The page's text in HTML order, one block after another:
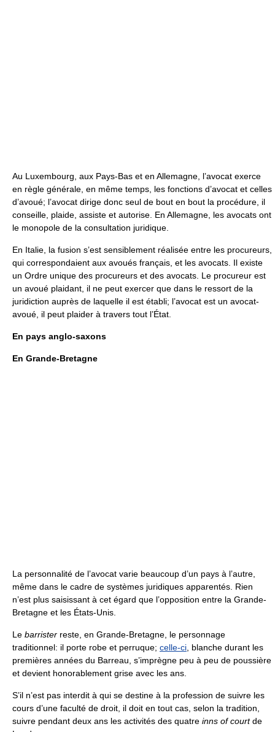
Au Luxembourg, aux Pays-Bas et en Allemagne, l’avocat exerce
en règle générale, en même temps, les fonctions d’avocat et celles
d’avoué; l’avocat dirige donc seul de bout en bout la procédure, il
conseille, plaide, assiste et autorise. En Allemagne, les avocats ont
le monopole de la consultation juridique.
En Italie, la fusion s’est sensiblement réalisée entre les procureurs,
qui correspondaient aux avoués français, et les avocats. Il existe
un Ordre unique des procureurs et des avocats. Le procureur est
un avoué plaidant, il ne peut exercer que dans le ressort de la
juridiction auprès de laquelle il est établi; l’avocat est un avocat-
avoué, il peut plaider à travers tout l’État.
En pays anglo-saxons
En Grande-Bretagne
La personnalité de l’avocat varie beaucoup d’un pays à l’autre,
même dans le cadre de systèmes juridiques apparentés. Rien
n’est plus saisissant à cet égard que l’opposition entre la Grande-
Bretagne et les États-Unis.
Le barrister reste, en Grande-Bretagne, le personnage
traditionnel: il porte robe et perruque; celle-ci, blanche durant les
premières années du Barreau, s’imprègne peu à peu de poussière
et devient honorablement grise avec les ans.
S’il n’est pas interdit à qui se destine à la profession de suivre les
cours d’une faculté de droit, il doit en tout cas, selon la tradition,
suivre pendant deux ans les activités des quatre inns of courtde